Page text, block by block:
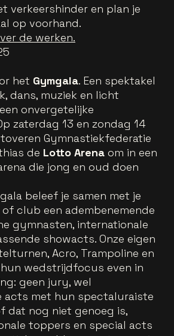
verkeershinder en plan je
op voorhand.
de werken.
het Gymgala. Een spektakel
dans, muziek en licht
onvergetelijke
zaterdag 13 en zondag 14
Gymnastiekfederatie
de Lotto Arena om in een
die jong en oud doen
beleef je samen met je
club een adembenemende
gymnasten, internationale
showacts. Onze eigen
Acro, Trampoline en
wedstrijdfocus even in
geen jury, wel
acts met hun spectaluraiste
dat nog niet genoeg is,
toppers en special acts